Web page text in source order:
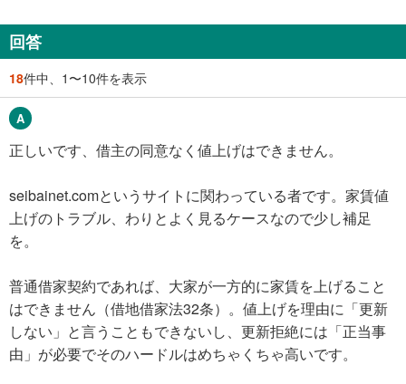
回答
18件中、1〜10件を表示
正しいです、借主の同意なく値上げはできません。
seibainet.comというサイトに関わっている者です。家賃値
上げのトラブル、わりとよく見るケースなので少し補足
を。
普通借家契約であれば、大家が一方的に家賃を上げること
はできません（借地借家法32条）。値上げを理由に「更新
しない」と言うこともできないし、更新拒絶には「正当事
由」が必要でそのハードルはめちゃくちゃ高いです。